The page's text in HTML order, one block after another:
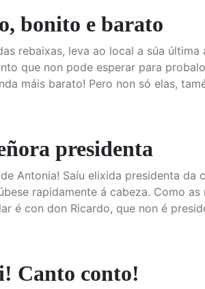
bonito e barato
rebaixas, leva ao local a súa
que non pode esperar para
máis barato! Pero non só elas,
presidenta
Antonia! Saíu elixida presidenta
rapidamente á cabeza. Como
é con don Ricardo, que non é
Canto conto!